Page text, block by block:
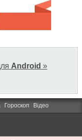
Android »
Гороскоп Відео